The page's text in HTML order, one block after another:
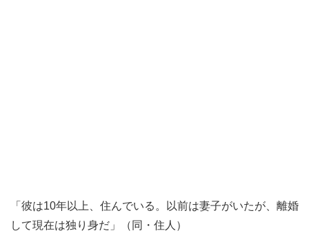
「彼は10年以上、住んでいる。以前は妻子がいたが、離婚
して現在は独り身だ」（同・住人）